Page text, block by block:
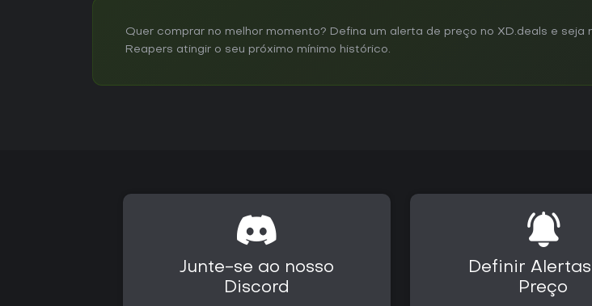
Quer comprar no melhor momento? Defina um alerta de preço no XD.deals e seja
Reapers atingir o seu próximo mínimo histórico.
Junte-se ao nosso
Discord
Definir
Preço